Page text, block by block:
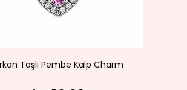
Taşlı Pembe Kalp Charm